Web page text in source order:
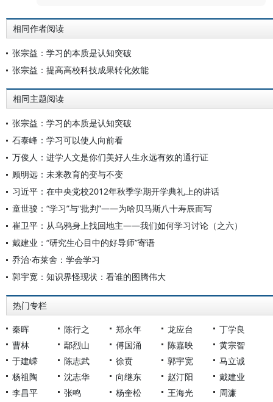
相同作者阅读
张宗益：学习的本质是认知突破
张宗益：提高高校科技成果转化效能
相同主题阅读
张宗益：学习的本质是认知突破
石泰峰：学习可以使人向前看
万俊人：进学人文是你们美好人生永远有效的通行证
顾明远：未来教育的变与不变
习近平：在中央党校2012年秋季学期开学典礼上的讲话
童世骏：“学习”与“批判”——为哈贝马斯八十寿辰而写
崔卫平：从乌鸦身上找回地主——我们如何学习讨论（之六）
戴建业：“研究生心目中的好导师”寄语
乔治·布莱舍：学会学习
郭宇宽：知识界怪现状：看谁的图腾伟大
热门专栏
秦晖 陈行之 郑永年 龙应台
丁学良
曹林
鄢烈山 傅国涌 陈嘉映
黄宗智
于建嵘
陈志武 徐贲 郭宇宽
马立诚
杨祖陶
沈志华 向继东 赵汀阳
戴建业
李昌平
张鸣 杨奎松 王海光
周濂